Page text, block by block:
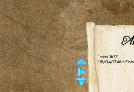
° vers 1677
† 18/04/1746 à